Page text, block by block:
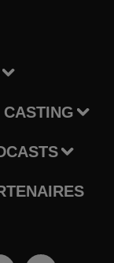
CASTING